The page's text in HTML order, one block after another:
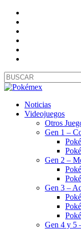
Noticias
Videojuegos
Otros
Gen 1 –
Gen 2 –
Gen 3 –
Gen 4 y 5